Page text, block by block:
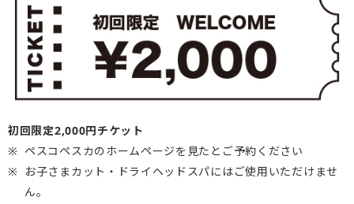
初回限定2,000円チケット
ペスコペスカのホームページを見たとご予約ください
お子さまカット・ドライヘッドスパにはご使用いただけませ
ん。